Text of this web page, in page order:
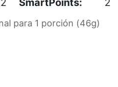
2 SmartPoints: 2
para 1 porción (46g)